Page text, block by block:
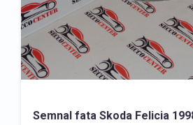
Semnal fata Skoda Felicia